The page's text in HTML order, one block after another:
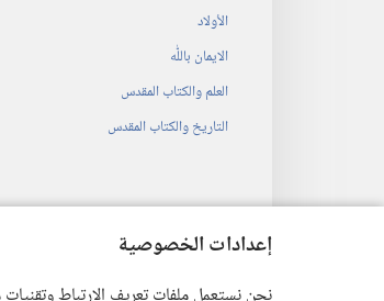
إعدادات الخصوصية
الأولاد
الايمان باللّٰه
العلم والكتاب المقدس
التاريخ والكتاب المقدس